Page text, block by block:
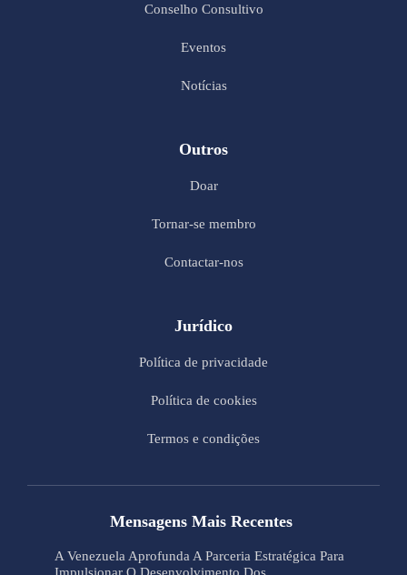
Conselho Consultivo
Eventos
Notícias
Outros
Doar
Tornar-se membro
Contactar-nos
Jurídico
Política de privacidade
Política de cookies
Termos e condições
Mensagens Mais Recentes
A Venezuela Aprofunda A Parceria Estratégica Para
Impulsionar O Desenvolvimento Dos